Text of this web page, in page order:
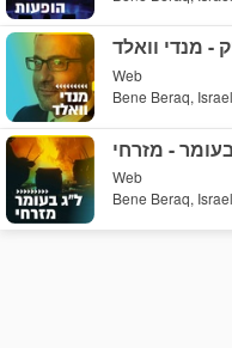
- מנדי וואלד
Web
Bene Beraq, Israel
- מזרחי
Web
Bene Beraq, Israel